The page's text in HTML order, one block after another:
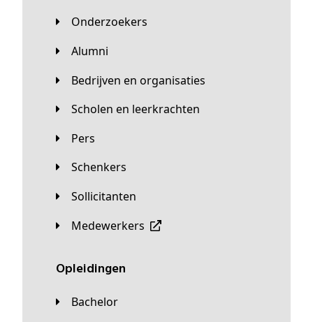
Onderzoekers
Alumni
Bedrijven en organisaties
Scholen en leerkrachten
Pers
Schenkers
Sollicitanten
Medewerkers
Opleidingen
Bachelor